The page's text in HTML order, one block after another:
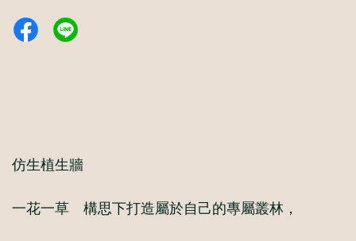
仿生植生牆
一花一草 構思下打造屬於自己的專屬叢林，